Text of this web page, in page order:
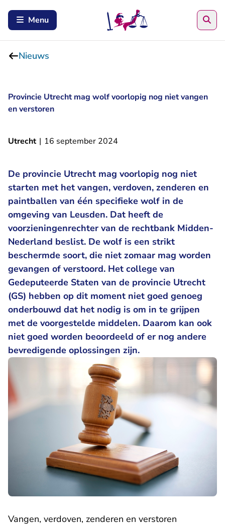
Menu
Nieuws
Provincie Utrecht mag wolf voorlopig nog niet vangen
en verstoren
Utrecht | 16 september 2024
De provincie Utrecht mag voorlopig nog niet
starten met het vangen, verdoven, zenderen en
paintballen van één specifieke wolf in de
omgeving van Leusden. Dat heeft de
voorzieningenrechter van de rechtbank Midden-
Nederland beslist. De wolf is een strikt
beschermde soort, die niet zomaar mag worden
gevangen of verstoord. Het college van
Gedeputeerde Staten van de provincie Utrecht
(GS) hebben op dit moment niet goed genoeg
onderbouwd dat het nodig is om in te grijpen
met de voorgestelde middelen. Daarom kan ook
niet goed worden beoordeeld of er nog andere
bevredigende oplossingen zijn.
Vangen, verdoven, zenderen en verstoren